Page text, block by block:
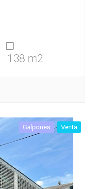
138 m2
Galpones Venta